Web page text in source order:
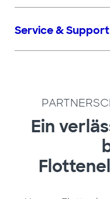
Service & Support
Ein